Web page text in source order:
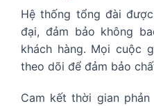
Hệ thống tổng đài
đại, đảm bảo không
khách hàng. Mọi cuộc
theo dõi để đảm bảo
Cam kết thời gian